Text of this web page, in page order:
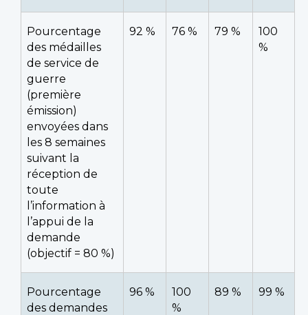
Pourcentage
des médailles
de service de
guerre
(première
émission)
envoyées dans
les 8 semaines
suivant la
réception de
toute
l’information à
l’appui de la
demande
(objectif = 80 %)
92 % 76 % 79 %
100
%
Pourcentage
des demandes
96 %
100
%
89 % 99 %